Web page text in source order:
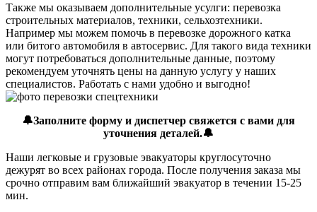
Также мы оказываем дополнительные усулги: перевозка
строительных материалов, техники, сельхозтехники.
Например мы можем помочь в перевозке дорожного катка
или битого автомобиля в автосервис. Для такого вида техники
могут потребоваться дополнительные данные, поэтому
рекомендуем уточнять цены на данную услугу у наших
специалистов. Работать с нами удобно и выгодно!
🔔Заполните форму и диспетчер свяжется с вами для
уточнения деталей.🔔
Наши легковые и грузовые эвакуаторы круглосуточно
дежурят во всех районах города. После получения заказа мы
срочно отправим вам ближайший эвакуатор в течении 15-25
мин.